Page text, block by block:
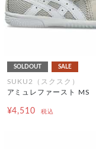
SOLDOUT SALE
SUKU2（スクスク）
アミュレファースト MS
¥4,510 税込